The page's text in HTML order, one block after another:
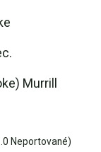
Murrill
Neportované)